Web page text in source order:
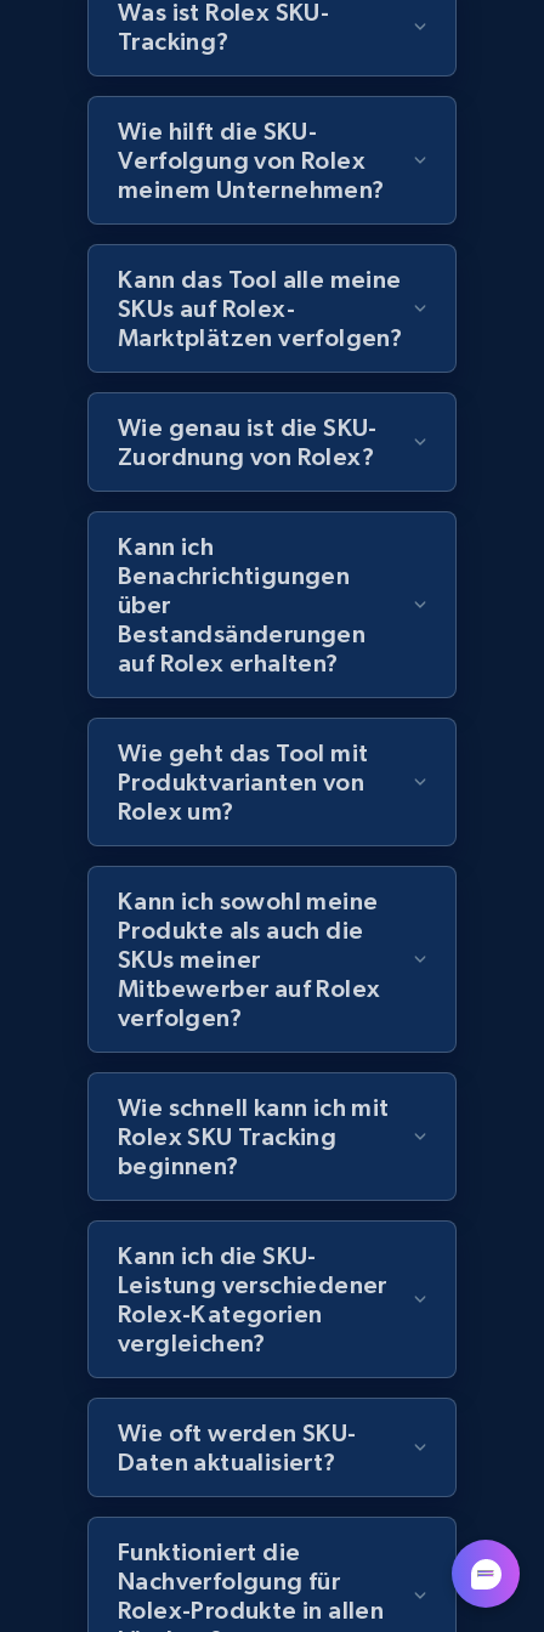
1.1K+ 149+ Jetzt anfangen
Best Buy products - Collect data on
products using specified keywords
URL, Product id, Title, Images, Final price,
Currency, Discount, Initial price, and more.
1.1K+ 149+ Jetzt anfangen
Lowes.com
URL, Domain, Marketplace pn, Sku, Other pn,
Model number, Gtin ean pn, Product name, and
more.
991+ 162+ Jetzt anfangen
Lowes.com - Gather data on products using
URL, Domain, Marketplace pn, Sku, Other pn,
Model number, Gtin ean pn, Product name, and
991+ 162+ Jetzt anfangen
Lowes.com - Collect records by category
URL, Domain, Marketplace pn, Sku, Other pn,
Model number, Gtin ean pn, Product name, and
991+ 162+
Lazada - Products
URL, Title, Rating, Reviews, Initial price, Final
price, Currency, Stock, and more.
keyword
URL, Title, Rating, Reviews, Initial price, Final
Was ist Rolex SKU-
Tracking?
Wie hilft die SKU-
Verfolgung von Rolex
meinem Unternehmen?
Kann das Tool alle meine
SKUs auf Rolex-
Marktplätzen verfolgen?
Wie genau ist die SKU-
Zuordnung von Rolex?
Kann ich
Benachrichtigungen
über
Bestandsänderungen
auf Rolex erhalten?
Wie geht das Tool mit
Produktvarianten von
Rolex um?
Kann ich sowohl meine
Produkte als auch die
SKUs meiner
Mitbewerber auf Rolex
verfolgen?
Wie schnell kann ich mit
Rolex SKU Tracking
beginnen?
Kann ich die SKU-
Leistung verschiedener
Rolex-Kategorien
vergleichen?
Wie oft werden SKU-
Daten aktualisiert?
Funktioniert die
Nachverfolgung für
Rolex-Produkte in allen